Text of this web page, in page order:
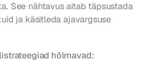
See nähtavus aitab täpsustada
ja käsitleda ajavargsuse
hõlmavad: